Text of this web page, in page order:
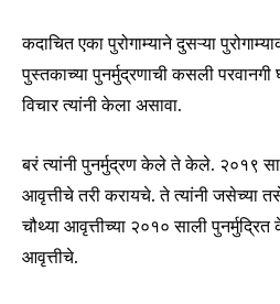
कदाचित एका पुरोगाम्याने दुसऱ्या
पुस्तकाच्या पुनर्मुद्रणाची कसली परवानगी
विचार त्यांनी केला असावा.
बरं त्यांनी पुनर्मुद्रण केले ते केले. २०१९
आवृत्तीचे तरी करायचे. ते त्यांनी जसेच्या
चौथ्या आवृत्तीच्या २०१० साली
आवृत्तीचे.